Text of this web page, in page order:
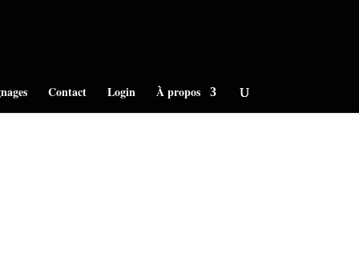
Contact Login À propos